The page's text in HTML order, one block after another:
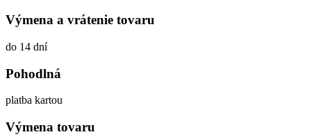
Výmena a vrátenie tovaru
do 14 dní
Pohodlná
platba kartou
Výmena tovaru